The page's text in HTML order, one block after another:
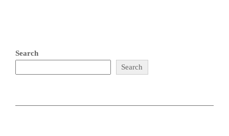
Search
Search